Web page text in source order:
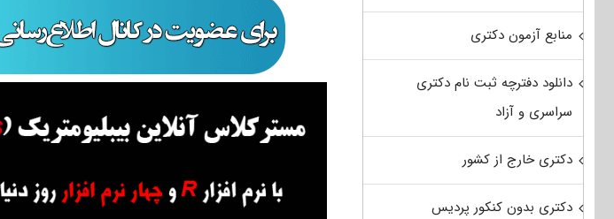
منابع آزمون دکتری
دانلود دفترچه ثبت نام دکتری
سراسری و آزاد
دکتری خارج از کشور
دکتری بدون کنکور پردیس